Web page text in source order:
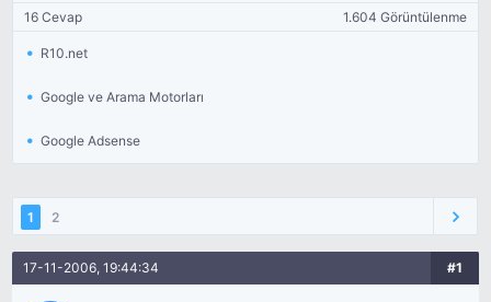
16 Cevap 1.604 Görüntülenme
R10.net
Google ve Arama Motorları
Google Adsense
1 2
17-11-2006, 19:44:34 #1